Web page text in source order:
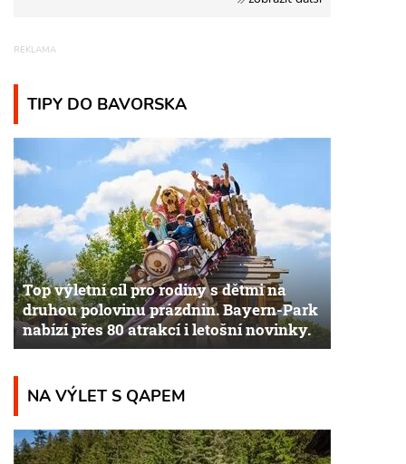
TIPY DO BAVORSKA
Top výletní cíl pro rodiny s dětmi na
druhou polovinu prázdnin. Bayern-Park
nabízí přes 80 atrakcí i letošní novinky.
NA VÝLET S QAPEM